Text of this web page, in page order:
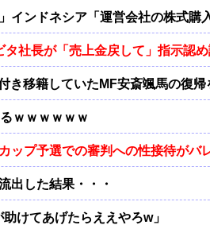
インドネシア「運営会社の株式
社長が「売上金戻して」指示認
き移籍していたMF安斎颯馬の復
ｗｗｗｗｗｗ
ップ予選での審判への性接待がバ
出した結果・・・
けてあげたらええやろw」